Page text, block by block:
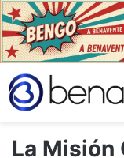
La Misión